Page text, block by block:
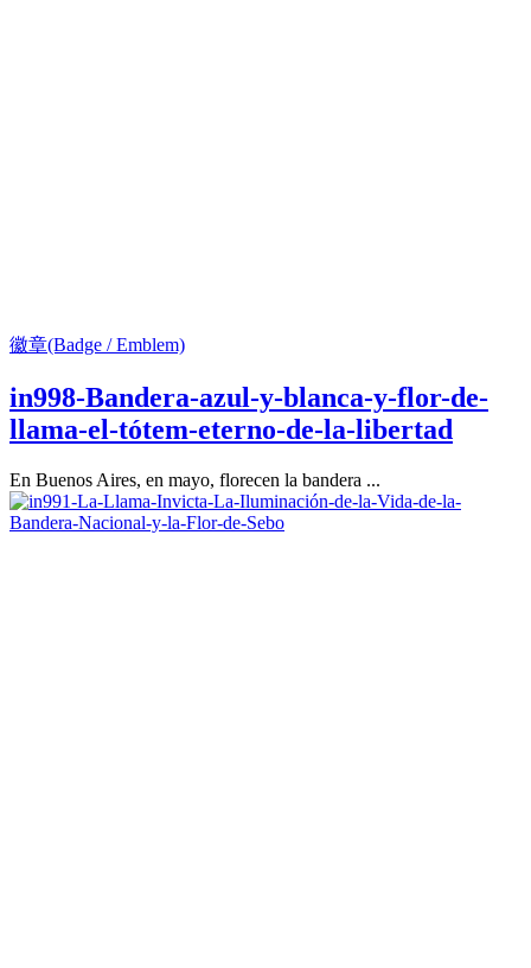
徽章(Badge / Emblem)
in998-Bandera-azul-y-blanca-y-flor-de-
llama-el-tótem-eterno-de-la-libertad
En Buenos Aires, en mayo, florecen la bandera ...